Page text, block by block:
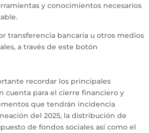
y conocimientos necesarios
transferencia bancaria u otros medios
a través de este botón
recordar los principales
cuenta para el cierre financiero y
que tendrán incidencia
del 2025, la distribución de
de fondos sociales así como el